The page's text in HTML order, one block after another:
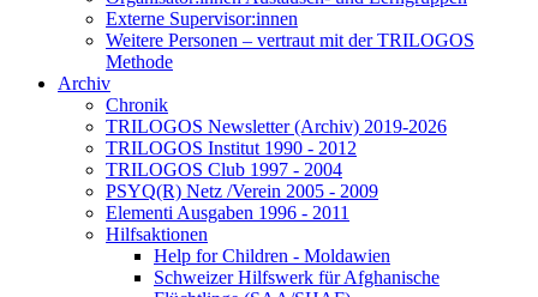
Externe Supervisor:innen
Weitere Personen – vertraut mit der TRILOGOS
Methode
Archiv
Chronik
TRILOGOS Newsletter (Archiv) 2019-2026
TRILOGOS Institut 1990 - 2012
TRILOGOS Club 1997 - 2004
PSYQ(R) Netz /Verein 2005 - 2009
Elementi Ausgaben 1996 - 2011
Hilfsaktionen
Help for Children - Moldawien
Schweizer Hilfswerk für Afghanische